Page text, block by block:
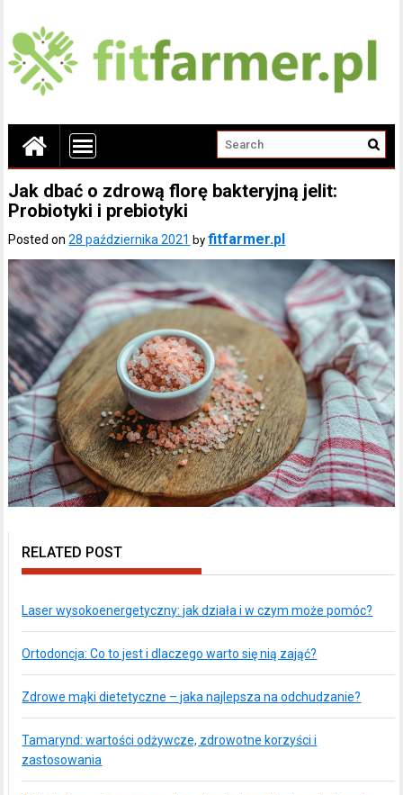
Jak dbać o zdrową florę bakteryjną jelit:
Probiotyki i prebiotyki
Posted on28 października 2021 byfitfarmer.pl
RELATED POST
Laser wysokoenergetyczny: jak działa i w czym może pomóc?
Ortodoncja: Co to jest i dlaczego warto się nią zająć?
Zdrowe mąki dietetyczne – jaka najlepsza na odchudzanie?
Tamarynd: wartości odżywcze, zdrowotne korzyści i
zastosowania